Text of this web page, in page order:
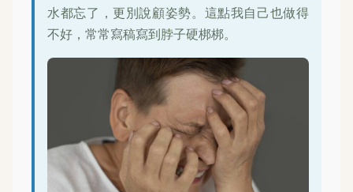
水都忘了，更別說顧姿勢。這點我自己也做得
不好，常常寫稿寫到脖子硬梆梆。